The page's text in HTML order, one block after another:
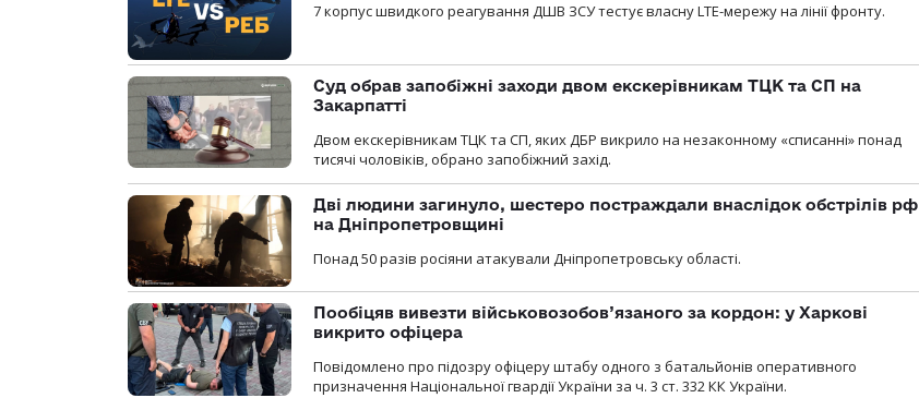
7 корпус швидкого реагування ДШВ ЗСУ тестує власну LTE-мережу на лінії фронту.
Суд обрав запобіжні заходи двом екскерівникам ТЦК та СП на
Закарпатті
Двом екскерівникам ТЦК та СП, яких ДБР викрило на незаконному «списанні» понад
тисячі чоловіків, обрано запобіжний захід.
Дві людини загинуло, шестеро постраждали внаслідок обстрілів рф
на Дніпропетровщині
Понад 50 разів росіяни атакували Дніпропетровську області.
Пообіцяв вивезти військовозобов’язаного за кордон: у Харкові
викрито офіцера
Повідомлено про підозру офіцеру штабу одного з батальйонів оперативного
призначення Національної гвардії України за ч. 3 ст. 332 КК України.